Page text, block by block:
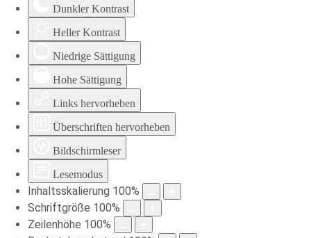
Dunkler Kontrast
Heller Kontrast
Niedrige Sättigung
Hohe Sättigung
Links hervorheben
Überschriften hervorheben
Bildschirmleser
Lesemodus
Inhaltsskalierung 100%
Schriftgröße 100%
Zeilenhöhe 100%